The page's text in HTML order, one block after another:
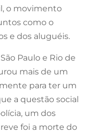
o movimento
como o
e dos aluguéis.
Paulo e Rio de
mais de um
para ter um
a questão social
um dos
foi a morte do